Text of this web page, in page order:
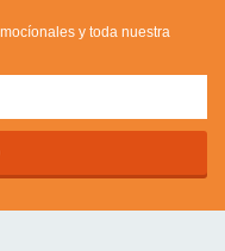
y toda nuestra